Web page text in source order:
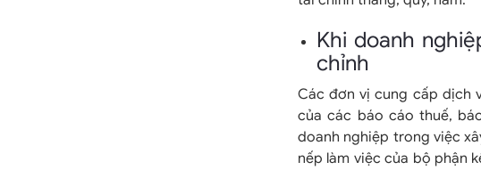
Khi doanh
chỉnh
Các đơn vị cung cấp dịch
của các báo cáo thuế,
doanh nghiệp trong việc
nếp làm việc của bộ phận